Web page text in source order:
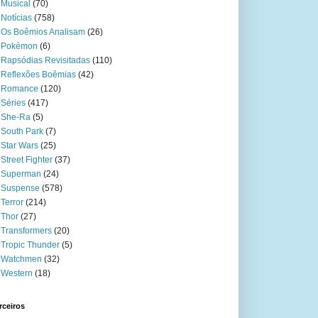
Musical (70)
Notícias (758)
Os Boêmios Analisam (26)
Pokémon (6)
Rapsódias Revisitadas (110)
Reflexões Boêmias (42)
Romance (120)
Séries (417)
She-Ra (5)
South Park (7)
Star Wars (25)
Street Fighter (37)
Superman (24)
Suspense (578)
Terror (214)
Thor (27)
Transformers (20)
Tropic Thunder (5)
Watchmen (32)
Western (18)